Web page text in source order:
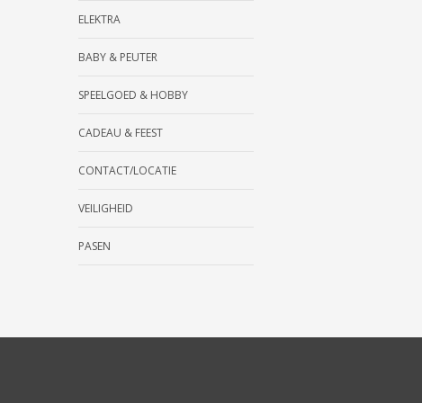
ELEKTRA
BABY & PEUTER
SPEELGOED & HOBBY
CADEAU & FEEST
CONTACT/LOCATIE
VEILIGHEID
PASEN